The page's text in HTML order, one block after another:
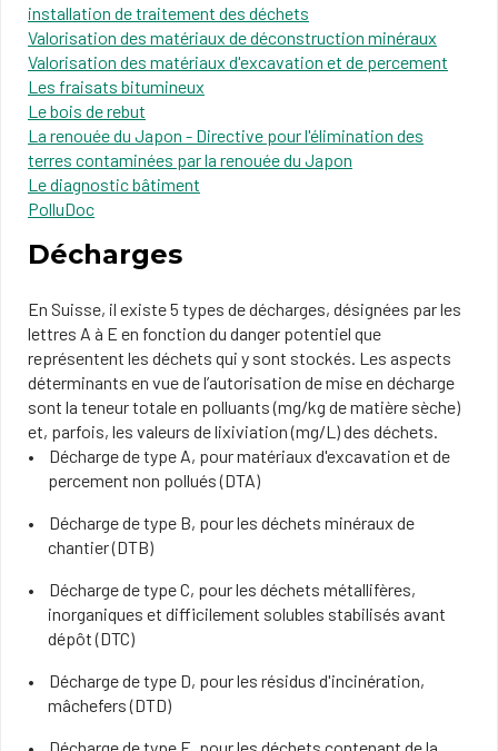
installation de traitement des déchets
Valorisation des matériaux de déconstruction minéraux
Valorisation des matériaux d'excavation et de percement
Les fraisats bitumineux
Le bois de rebut
La renouée du Japon - Directive pour l'élimination des
terres contaminées par la renouée du Japon
Le diagnostic bâtiment
PolluDoc
Décharges
En Suisse, il existe 5 types de décharges, désignées par les
lettres A à E en fonction du danger potentiel que
représentent les déchets qui y sont stockés. Les aspects
déterminants en vue de l’autorisation de mise en décharge
sont la teneur totale en polluants (mg/kg de matière sèche)
et, parfois, les valeurs de lixiviation (mg/L) des déchets.
Décharge de type A, pour matériaux d'excavation et de
percement non pollués (DTA)
Décharge de type B, pour les déchets minéraux de
chantier (DTB)
Décharge de type C, pour les déchets métallifères,
inorganiques et difficilement solubles stabilisés avant
dépôt (DTC)
Décharge de type D, pour les résidus d'incinération,
mâchefers (DTD)